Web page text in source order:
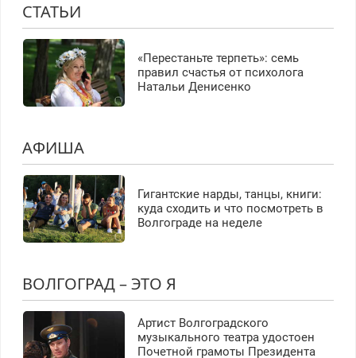
СТАТЬИ
«Перестаньте терпеть»: семь
правил счастья от психолога
Натальи Денисенко
АФИША
Гигантские нарды, танцы, книги:
куда сходить и что посмотреть в
Волгограде на неделе
ВОЛГОГРАД – ЭТО Я
Артист Волгоградского
музыкального театра удостоен
Почетной грамоты Президента